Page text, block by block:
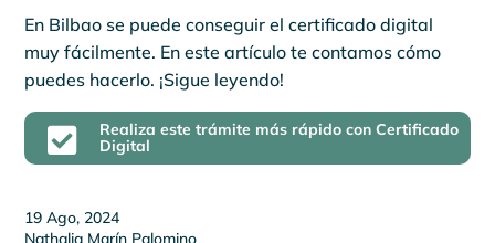
En Bilbao se puede conseguir el certificado digital
muy fácilmente. En este artículo te contamos cómo
puedes hacerlo. ¡Sigue leyendo!

Realiza este trámite más rápido con Certificado
Digital
19 Ago, 2024
Nathalia Marín Palomino